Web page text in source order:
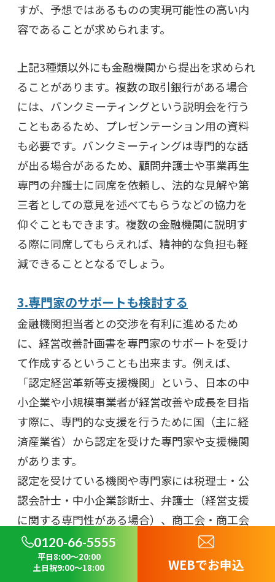
すが、予想ではあるものの実現可能性の高い内
容であることが求められます。
上記3種類以外にも金融機関から提出を求められ
ることがあります。複数の取引銀行がある場合
には、バンクミーティングという説明会を行う
こともあるため、プレゼンテーション用の資料
も必要です。バンクミーティングは専門的な話
が出る場合があるため、顧問弁護士や事業再生
専門の弁護士に同席を依頼し、法的な見解や第
三者としての意見を述べてもらうなどの協力を
仰ぐこともできます。複数の金融機関に説明す
る際に同席してもらえれば、精神的な負担も軽
減できることとなるでしょう。
3.専門家のサポートも検討する
金融機関担当者との交渉を有利に進めるため
に、経営改善計画書を専門家のサポートを受け
て作成するということも出来ます。例えば、
「認定経営革新等支援機関」という、日本の中
小企業や小規模事業者が経営改善や成長を目指
す際に、専門的な支援を行うために国（主に経
済産業省）から認定を受けた専門家や支援機関
があります。
認定を受けている機関や専門家には税理士・公
認会計士・中小企業診断士、弁護士（経営支援
に関する専門性がある場合）、商工会・商工会
議所、地域金融機関、コンサルティング会社な
どがあり、中小企業が経営改善、事業再構築、
0120-66-5555
平日8:00～20:00
土日祝9:00～18:00
WEBでお申込